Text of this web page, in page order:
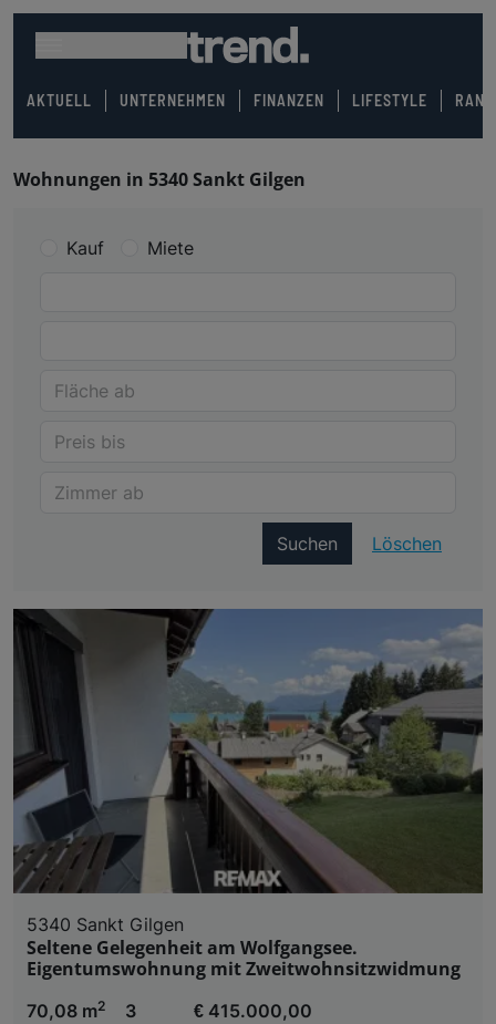
AKTUELL UNTERNEHMEN FINANZEN LIFESTYLE
Wohnungen in 5340 Sankt Gilgen
Kauf Miete
Suchen Löschen
5340 Sankt Gilgen
Seltene Gelegenheit am Wolfgangsee.
Eigentumswohnung mit Zweitwohnsitzwidmung
70,08 m2
3 € 415.000,00